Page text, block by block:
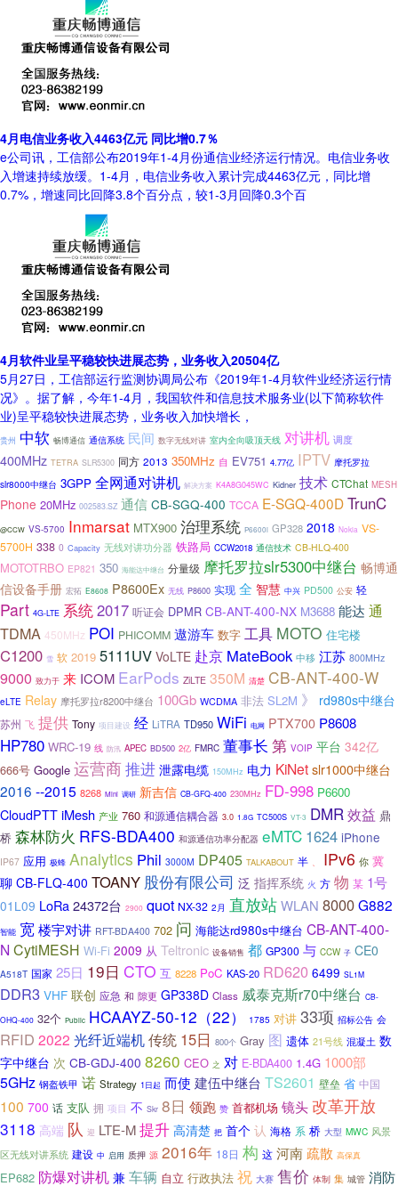
4月电信业务收入4463亿元 同比增0.7％
e公司讯，工信部公布2019年1-4月份通信业经济运行情况。电信业务收
入增速持续放缓。1-4月，电信业务收入累计完成4463亿元，同比增
0.7%，增速同比回降3.8个百分点，较1-3月回降0.3个百
4月软件业呈平稳较快进展态势，业务收入20504亿
5月27日，工信部运行监测协调局公布《2019年1-4月软件业经济运行情
况》。据了解，今年1-4月，我国软件和信息技术服务业(以下简称软件
业)呈平稳较快进展态势，业务收入加快增长，
贵州 中软 畅博通信 通信系统 民间 数字无线对讲 室内全向吸顶天线 对讲机 调度
400MHz TETRA SLR5300 同方 2013 350MHz 自 EV751 4.77亿 IPTV 摩托罗拉
slr8000中继台 3GPP 全网通对讲机 解决方案 K4A8G045WC Kidner 技术 CTChat MESH
Phone 20MHz 002583.SZ 通信 CB-SGQ-400 TCCA E-SGQ-400DTrunC
@CCW VS-5700 Inmarsat MTX900 治理系统 P6600i GP328 2018 Nokia VS-
5700H 338 0 Capacity 无线对讲功分器 铁路局 CCW2018 通信技术 CB-HLQ-400
MOTOTRBO EP821 350 海能达中继台 分量级 摩托罗拉slr5300中继台 畅博通
信设备手册 宏拓 E8608 P8600Ex 无线 P8600 实现 全 智慧 中兴 PD500 公安 轻
Part 4G-LTE 系统2017 听证会 DPMR CB-ANT-400-NX M3688 能达 通
TDMA 450MHz POI PHICOMM 遨游车 数字 工具 MOTO 住宅楼
C1200 雪 软 2019 5111UV VoLTE 赴京 MateBook 中移 江苏 800MHz
9000 致力于 来 ICOM EarPods ZiLTE 350M 清楚 CB-ANT-400-W
eLTE Relay 摩托罗拉r8200中继台 100Gb WCDMA 非法 SL2M 》 rd980s中继台
苏州 飞 提供 Tony 项目建设 经 LiTRA TD950 WiFi 电网 PTX700 P8608
HP780 WRC-19 线 防汛 APEC BD500 2亿 FMRC 董事长 第 VOIP 平台 342亿
666号 Google 运营商推进 泄露电缆 150MHz 电力 KiNet slr1000中继台
2016 --2015 8268 Mini 调研 新吉信 CB-GFQ-400 230MHz FD-998 P6600
CloudPTT iMesh 产业 760 和源通信耦合器 3.0 1.8G TC500S VT-3 DMR效益 鼎
桥 森林防火 RFS-BDA400 和源通信功率分配器 eMTC 1624 iPhone
IP67 应用 极蜂 Analytics Phil 3000M DP405 TALKABOUT 半 、 IPv6 你 冀
聊 CB-FLQ-400 TOANY 股份有限公司 泛 指挥系统 火 方 物 某 1号
01L09 LoRa24372台 2900 quot NX-32 2月 直放站WLAN 8000G882
智能 宽楼宇对讲 RFT-BDA400 702 问 海能达rd980s中继台 CB-ANT-400-
N CytiMESH Wi-Fi 2009 从 Teltronic 设备销售 都 GP300 与 CCW 子 CE0
A518T 国家 25日 19日 CTO 互 8228 PoC KAS-20 RD620 6499 SL1M
DDR3 VHF 联创 应急 和 隙更 GP338D Class 威泰克斯r70中继台 CB-
OHQ-400 32个 Public HCAAYZ-50-12（22） 1785 对讲 33项 招标公告 会
RFID 2022 光纤近端机传统 15日 800个 Gray 图 遗体 21号线 混凝土 数
字中继台 次 CB-GDJ-400 8260 CEO 之 对 E-BDA400 1.4G 1000部
5GHz 钢盔铁甲 诺 Strategy 1日起 而使 建伍中继台 TS2601 壁垒 省 中国
100 700 话 支队 拥 项目 不 Skr 8日 领跑 赞 首都机场 镜头改革开放
3118 高端 队 迎 LTE-M提升 高清楚 把 首个 认 海格 系 桥 大型 MWC 风景
区无线对讲系统 建设 中 启用 质押 源 2016年 18日 构 这 河南 疏散 高保真
EP682 防爆对讲机 兼 车辆 自立 行政执法 祝 大赛 售价 体制 集 城管 消防